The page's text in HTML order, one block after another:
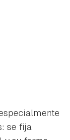
se fija